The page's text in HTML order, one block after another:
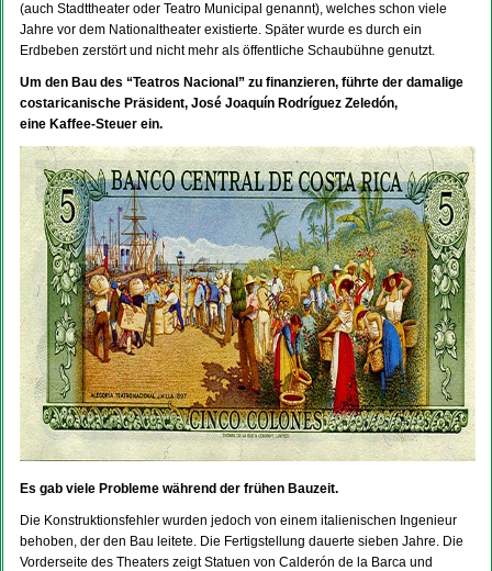
(auch Stadttheater oder Teatro Municipal genannt), welches schon viele
Jahre vor dem Nationaltheater existierte. Später wurde es durch ein
Erdbeben zerstört und nicht mehr als öffentliche Schaubühne genutzt.
Um den Bau des “Teatros Nacional” zu finanzieren, führte der damalige
costaricanische Präsident, José Joaquín Rodríguez Zeledón,
eine Kaffee-Steuer ein.
Es gab viele Probleme während der frühen Bauzeit.
Die Konstruktionsfehler wurden jedoch von einem italienischen Ingenieur
behoben, der den Bau leitete. Die Fertigstellung dauerte sieben Jahre. Die
Vorderseite des Theaters zeigt Statuen von Calderón de la Barca und